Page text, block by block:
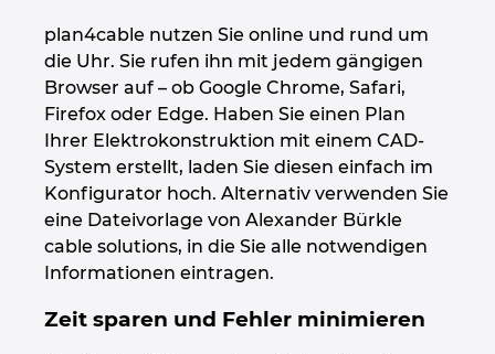
plan4cable nutzen Sie online und rund um
die Uhr. Sie rufen ihn mit jedem gängigen
Browser auf – ob Google Chrome, Safari,
Firefox oder Edge. Haben Sie einen Plan
Ihrer Elektrokonstruktion mit einem CAD-
System erstellt, laden Sie diesen einfach im
Konfigurator hoch. Alternativ verwenden Sie
eine Dateivorlage von Alexander Bürkle
cable solutions, in die Sie alle notwendigen
Informationen eintragen.
Zeit sparen und Fehler minimieren